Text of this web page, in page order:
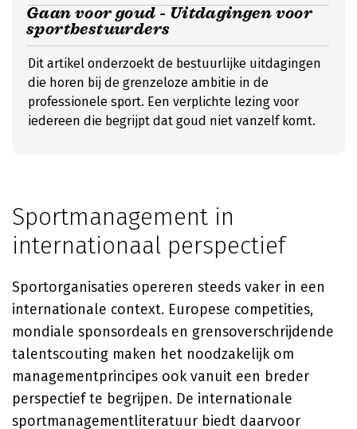
Gaan voor goud - Uitdagingen voor
sportbestuurders
Dit artikel onderzoekt de bestuurlijke uitdagingen
die horen bij de grenzeloze ambitie in de
professionele sport. Een verplichte lezing voor
iedereen die begrijpt dat goud niet vanzelf komt.
Sportmanagement in
internationaal perspectief
Sportorganisaties opereren steeds vaker in een
internationale context. Europese competities,
mondiale sponsordeals en grensoverschrijdende
talentscouting maken het noodzakelijk om
managementprincipes ook vanuit een breder
perspectief te begrijpen. De internationale
sportmanagementliteratuur biedt daarvoor